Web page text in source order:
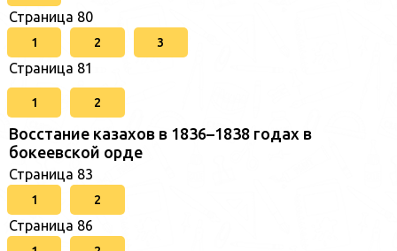
Страница 80
1 2 3
Страница 81
1 2
Восстание казахов в 1836–1838 годах в
бокеевской орде
Страница 83
1 2
Страница 86